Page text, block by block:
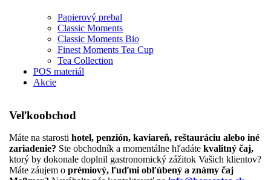
Papierový prebal
Classic Moments
Classic Moments Bio
Finest Moments Tea Cup
Tea Collection
POS materiál
Akcie
Veľkoobchod
Máte na starosti hotel, penzión, kaviareň, reštauráciu alebo iné
zariadenie? Ste obchodník a momentálne hľadáte kvalitný čaj,
ktorý by dokonale doplnil gastronomický zážitok Vašich klientov?
Máte záujem o prémiový, ľuďmi obľúbený a známy čaj